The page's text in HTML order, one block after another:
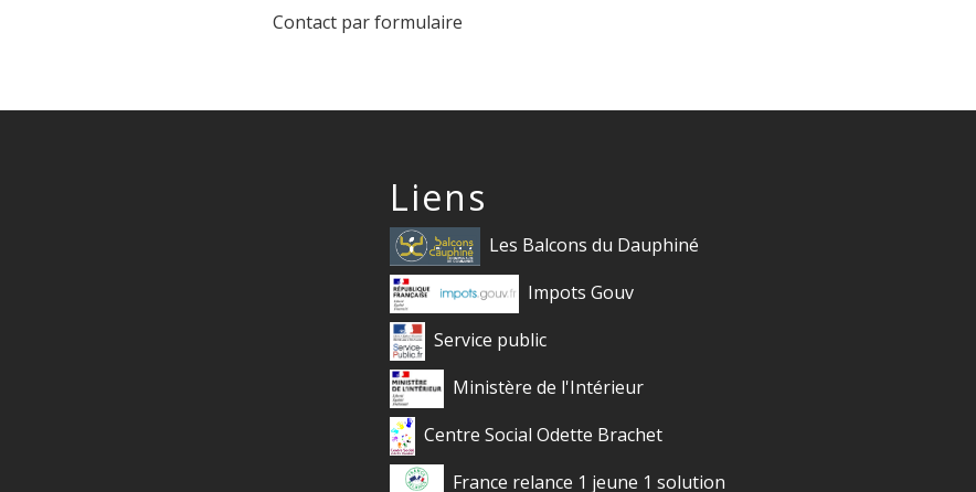
Contact par formulaire
Liens
Les Balcons du Dauphiné
Impots Gouv
Service public
Ministère de l'Intérieur
Centre Social Odette Brachet
France relance 1 jeune 1 solution